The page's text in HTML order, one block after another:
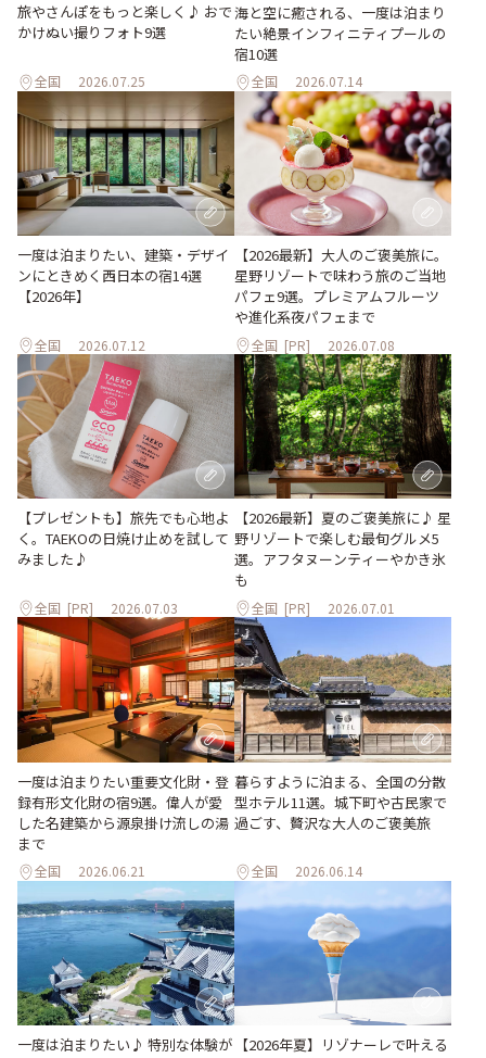
旅やさんぽをもっと楽しく♪ おで
かけぬい撮りフォト9選
全国 2026.07.25
海と空に癒される、一度は泊まり
たい絶景インフィニティプールの
宿10選
全国 2026.07.14
一度は泊まりたい、建築・デザイ
ンにときめく西日本の宿14選
【2026年】
全国 2026.07.12
【2026最新】大人のご褒美旅に。
星野リゾートで味わう旅のご当地
パフェ9選。プレミアムフルーツ
や進化系夜パフェまで
全国 [PR] 2026.07.08
【プレゼントも】旅先でも心地よ
く。TAEKOの日焼け止めを試して
みました♪
全国 [PR] 2026.07.03
【2026最新】夏のご褒美旅に♪ 星
野リゾートで楽しむ最旬グルメ5
選。アフタヌーンティーやかき氷
も
全国 [PR] 2026.07.01
一度は泊まりたい重要文化財・登
録有形文化財の宿9選。偉人が愛
した名建築から源泉掛け流しの湯
まで
全国 2026.06.21
暮らすように泊まる、全国の分散
型ホテル11選。城下町や古民家で
過ごす、贅沢な大人のご褒美旅
全国 2026.06.14
一度は泊まりたい♪ 特別な体験が 【2026年夏】リゾナーレで叶える